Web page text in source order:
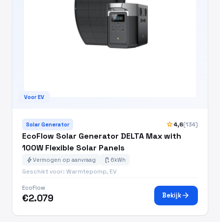
Voor EV
Solar Generator star4,6(134)
EcoFlow Solar Generator DELTA Max with
100W Flexible Solar Panels
boltVermogen op aanvraag battery_charging_full 6kWh
Geschikt voor: Warmtepomp, EV
EcoFlow
€2.079 Bekijkarrow_forward